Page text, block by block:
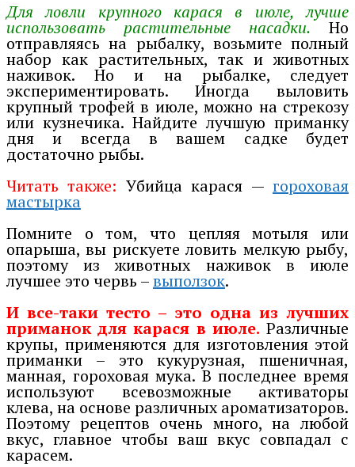
Для ловли крупного карася в июле, лучше
использовать растительные насадки. Но
отправляясь на рыбалку, возьмите полный
набор как растительных, так и животных
наживок. Но и на рыбалке, следует
экспериментировать. Иногда выловить
крупный трофей в июле, можно на стрекозу
или кузнечика. Найдите лучшую приманку
дня и всегда в вашем садке будет
достаточно рыбы.
Читать также: Убийца карася —гороховая
мастырка
Помните о том, что цепляя мотыля или
опарыша, вы рискуете ловить мелкую рыбу,
поэтому из животных наживок в июле
лучшее это червь –выползок.
И все-таки тесто – это одна из лучших
приманок для карася в июле. Различные
крупы, применяются для изготовления этой
приманки – это кукурузная, пшеничная,
манная, гороховая мука. В последнее время
используют всевозможные активаторы
клева, на основе различных ароматизаторов.
Поэтому рецептов очень много, на любой
вкус, главное чтобы ваш вкус совпадал с
карасем.